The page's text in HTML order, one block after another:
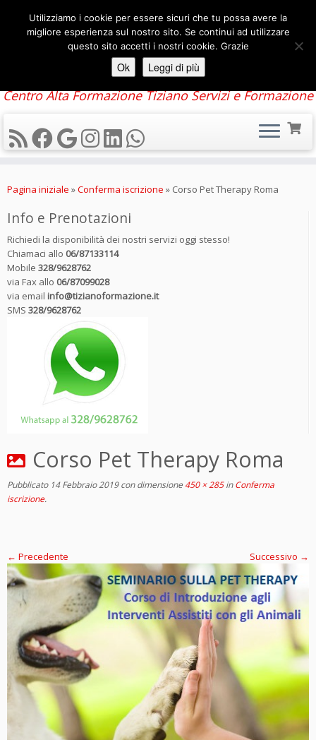
contenuto
Centro Alta Formazione Tiziano Servizi e Formazione
Pagina iniziale »Conferma iscrizione » Corso Pet Therapy Roma
Info e Prenotazioni
Richiedi la disponibilità dei nostri servizi oggi stesso!
Chiamaci allo 06/87133114
Mobile 328/9628762
via Fax allo 06/87099028
via email info@tizianoformazione.it
SMS 328/9628762
Corso Pet Therapy Roma
Pubblicato 14 Febbraio 2019con dimensione450 × 285inConferma
iscrizione.
← Precedente Successivo →
Utilizziamo i cookie per essere sicuri che tu possa avere la
migliore esperienza sul nostro sito. Se continui ad utilizzare
questo sito accetti i nostri cookie. Grazie
Ok Leggi di più